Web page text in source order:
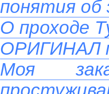
понятия об
О проходе
ОРИГИНАЛ
Моя